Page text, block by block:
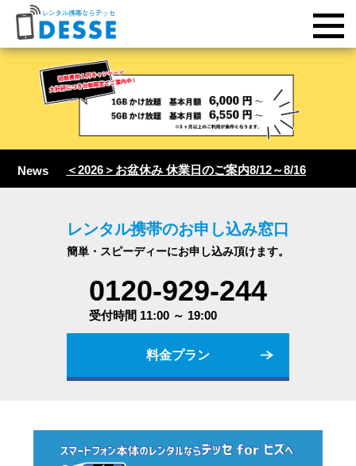
News ＜2026＞お盆休み 休業日のご案内8/12～8/16
レンタル携帯のお申し込み窓口
簡単・スピーディーにお申し込み頂けます。
0120-929-244
受付時間 11:00 ～ 19:00
料金プラン